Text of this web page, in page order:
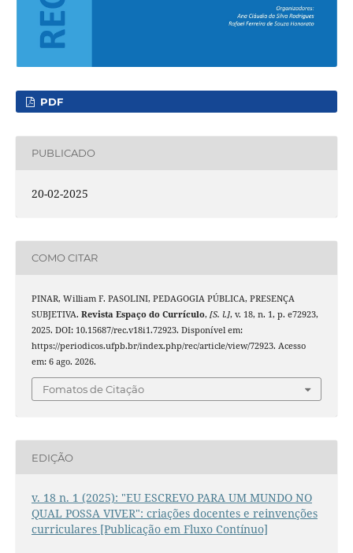
PDF
PUBLICADO
20-02-2025
COMO CITAR
PINAR, William F. PASOLINI, PEDAGOGIA PÚBLICA, PRESENÇA
SUBJETIVA. Revista Espaço do Currículo, [S. l.], v. 18, n. 1, p. e72923,
2025. DOI: 10.15687/rec.v18i1.72923. Disponível em:
https://periodicos.ufpb.br/index.php/rec/article/view/72923. Acesso
em: 6 ago. 2026.
Fomatos de Citação
EDIÇÃO
v. 18 n. 1 (2025): "EU ESCREVO PARA UM MUNDO NO
QUAL POSSA VIVER": criações docentes e reinvenções
curriculares [Publicação em Fluxo Contínuo]